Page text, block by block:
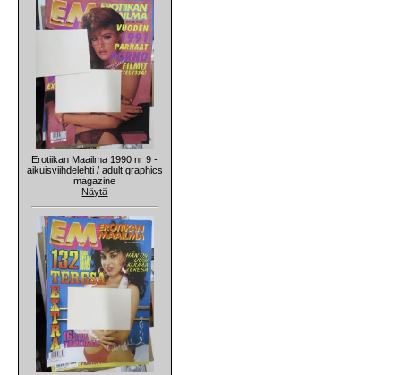
Erotiikan Maailma 1990 nr 9 -
aikuisviihdelehti / adult graphics
magazine
Näytä